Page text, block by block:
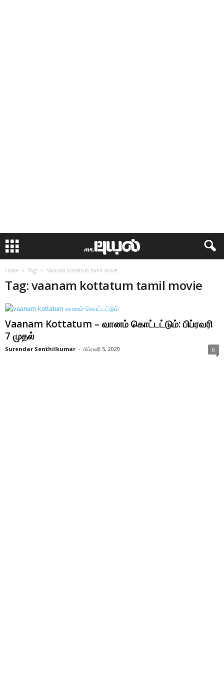
Home Tags Vaanam kottatum tamil movie
Tag: vaanam kottatum tamil movie
Vaanam Kottatum – வானம் கொட்டட்டும்: பிப்ரவரி
7 முதல்
Surendar Senthilkumar - பிப்ரவரி 5, 2020 0